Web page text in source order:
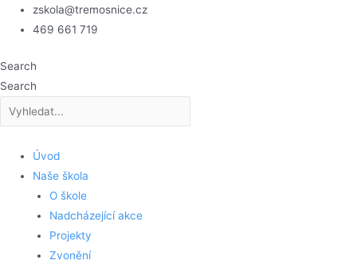
Přeskočitzskola@tremosnice.cz
469 661 719
Search
Search
Úvod
Naše škola
O škole
Nadcházející akce
Projekty
Zvonění